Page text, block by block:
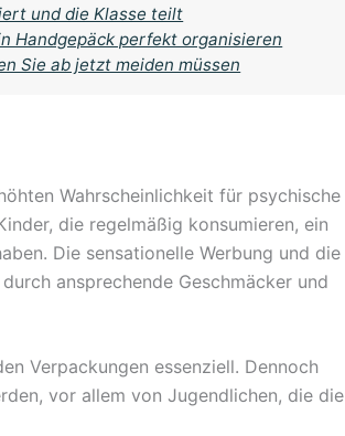
und die Klasse teilt
Handgepäck perfekt organisieren
Sie ab jetzt meiden müssen
Wahrscheinlichkeit für psychische
die regelmäßig konsumieren, ein
Die sensationelle Werbung und die
ansprechende Geschmäcker und
Verpackungen essenziell. Dennoch
vor allem von Jugendlichen, die die